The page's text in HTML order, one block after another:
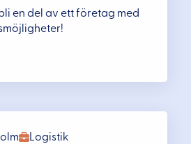
en del av ett företag med
Logistik